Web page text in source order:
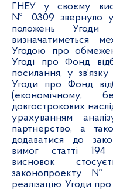
ГНЕУ у своєму
№ 0309 звернуло
положень
визначатиметься
Угодою про
Угоді про Фонд
посилання, у
Угоди про Фонд
(економічному,
довгострокових
урахуванням
партнерство, а
додаватися до
вимог статті
194
висновок
законопроекту №
реалізацію Угоди